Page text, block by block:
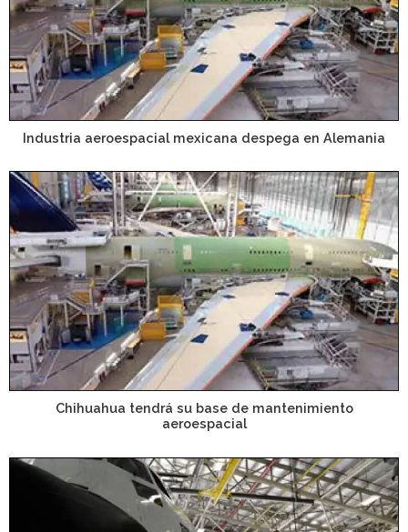
Industria aeroespacial mexicana despega en Alemania
Chihuahua tendrá su base de mantenimiento
aeroespacial